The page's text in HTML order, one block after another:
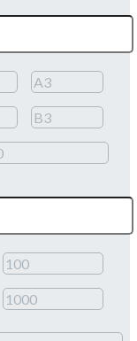
A3
B3
100
1000